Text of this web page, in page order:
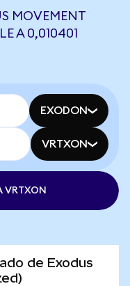
MOVEMENT
A 0,010401
EXODON
VRTXON
VRTXON
de Exodus